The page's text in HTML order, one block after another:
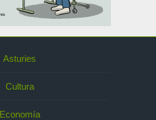
Asturies
Cultura
Economía